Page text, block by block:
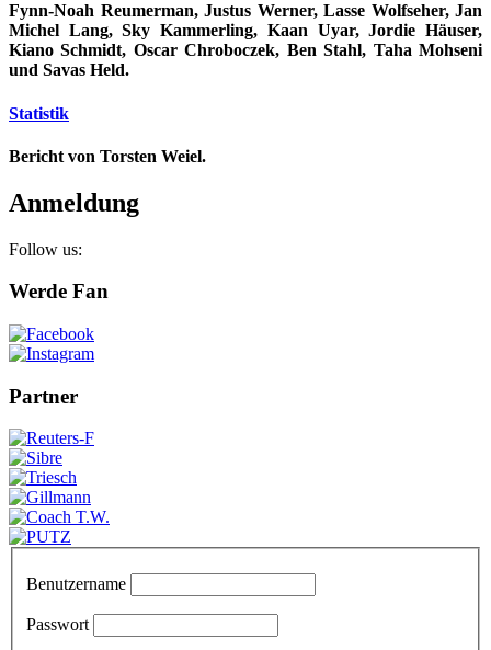
Fynn-Noah Reumerman, Justus Werner, Lasse Wolfseher, Jan
Michel Lang, Sky Kammerling, Kaan Uyar, Jordie Häuser,
Kiano Schmidt, Oscar Chroboczek, Ben Stahl, Taha Mohseni
und Savas Held.
Statistik
Bericht von Torsten Weiel.
Anmeldung
Follow us:
Werde Fan
Partner
Benutzername
Passwort